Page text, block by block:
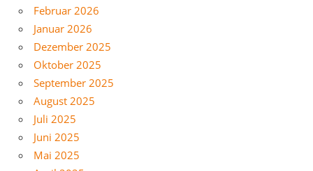
Februar 2026
Januar 2026
Dezember 2025
Oktober 2025
September 2025
August 2025
Juli 2025
Juni 2025
Mai 2025